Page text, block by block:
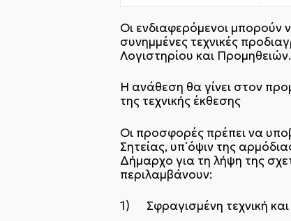
Οι ενδιαφερόμενοι μπορούν
συνημμένες τεχνικές
Λογιστηρίου και Προμηθειών.
Η ανάθεση θα γίνει στον
της τεχνικής έκθεσης
Οι προσφορές πρέπει να
Σητείας, υπ΄όψιν της
Δήμαρχο για τη λήψη της
περιλαμβάνουν:
1) Σφραγισμένη τεχνική